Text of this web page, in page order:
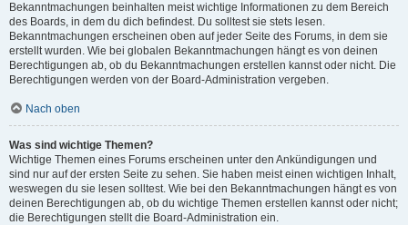
Bekanntmachungen beinhalten meist wichtige Informationen zu dem Bereich
des Boards, in dem du dich befindest. Du solltest sie stets lesen.
Bekanntmachungen erscheinen oben auf jeder Seite des Forums, in dem sie
erstellt wurden. Wie bei globalen Bekanntmachungen hängt es von deinen
Berechtigungen ab, ob du Bekanntmachungen erstellen kannst oder nicht. Die
Berechtigungen werden von der Board-Administration vergeben.
Nach oben
Was sind wichtige Themen?
Wichtige Themen eines Forums erscheinen unter den Ankündigungen und
sind nur auf der ersten Seite zu sehen. Sie haben meist einen wichtigen Inhalt,
weswegen du sie lesen solltest. Wie bei den Bekanntmachungen hängt es von
deinen Berechtigungen ab, ob du wichtige Themen erstellen kannst oder nicht;
die Berechtigungen stellt die Board-Administration ein.